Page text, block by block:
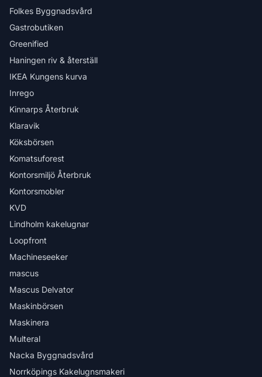
Folkes Byggnadsvård
Gastrobutiken
Greenified
Haningen riv & återställ
IKEA Kungens kurva
Inrego
Kinnarps Återbruk
Klaravik
Köksbörsen
Komatsuforest
Kontorsmiljö Återbruk
Kontorsmobler
KVD
Lindholm kakelugnar
Loopfront
Machineseeker
mascus
Mascus Delvator
Maskinbörsen
Maskinera
Multeral
Nacka Byggnadsvård
Norrköpings Kakelugnsmakeri